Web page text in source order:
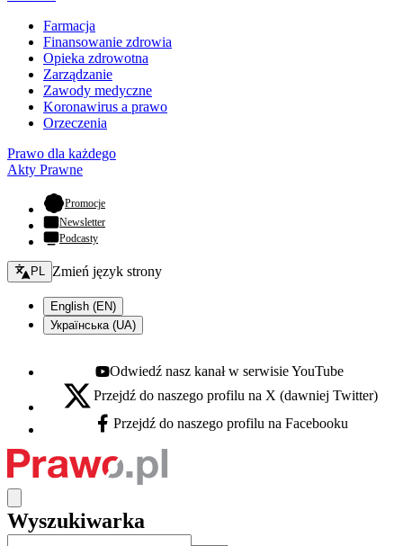
Farmacja
Finansowanie zdrowia
Opieka zdrowotna
Zarządzanie
Zawody medyczne
Koronawirus a prawo
Orzeczenia
Prawo dla każdego
Akty Prawne
Promocje- otwiera się w nowej karcie
Newsletter
Podcasty
Zmień język - bieżący:
PL Zmień język strony
English (EN)
Українська (UA)
Youtube - otwiera się w nowej karcie
Odwiedź nasz kanał w serwisie YouTube
X - otwiera się w nowej karcie
Przejdź do naszego profilu na X (dawniej Twitter)
Facebook - otwiera się w nowej karcie
Przejdź do naszego profilu na Facebooku
Wyszukiwarka